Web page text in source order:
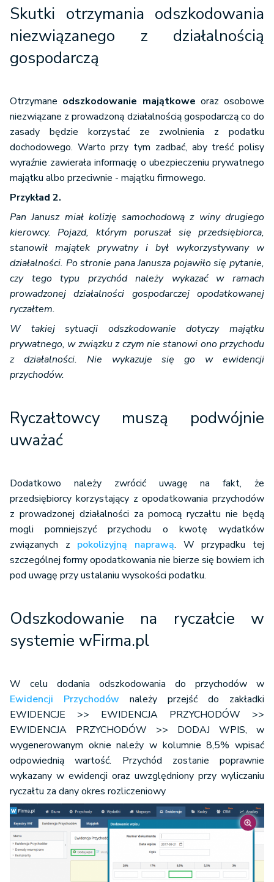
Skutki otrzymania odszkodowania
niezwiązanego z działalnością
gospodarczą
Otrzymane odszkodowanie majątkowe oraz osobowe
niezwiązane z prowadzoną działalnością gospodarczą co do
zasady będzie korzystać ze zwolnienia z podatku
dochodowego. Warto przy tym zadbać, aby treść polisy
wyraźnie zawierała informację o ubezpieczeniu prywatnego
majątku albo przeciwnie - majątku firmowego.
Przykład 2.
Pan Janusz miał kolizję samochodową z winy drugiego
kierowcy. Pojazd, którym poruszał się przedsiębiorca,
stanowił majątek prywatny i był wykorzystywany w
działalności. Po stronie pana Janusza pojawiło się pytanie,
czy tego typu przychód należy wykazać w ramach
prowadzonej działalności gospodarczej opodatkowanej
ryczałtem.
W takiej sytuacji odszkodowanie dotyczy majątku
prywatnego, w związku z czym nie stanowi ono przychodu
z działalności. Nie wykazuje się go w ewidencji
przychodów.
Ryczałtowcy muszą podwójnie
uważać
Dodatkowo należy zwrócić uwagę na fakt, że
przedsiębiorcy korzystający z opodatkowania przychodów
z prowadzonej działalności za pomocą ryczałtu nie będą
mogli pomniejszyć przychodu o kwotę wydatków
związanych z pokolizyjną naprawą. W przypadku tej
szczególnej formy opodatkowania nie bierze się bowiem ich
pod uwagę przy ustalaniu wysokości podatku.
Odszkodowanie na ryczałcie w
systemie wFirma.pl
W celu dodania odszkodowania do przychodów w
Ewidencji Przychodów należy przejść do zakładki
EWIDENCJE >> EWIDENCJA PRZYCHODÓW >>
EWIDENCJA PRZYCHODÓW >> DODAJ WPIS, w
wygenerowanym oknie należy w kolumnie 8,5% wpisać
odpowiednią wartość. Przychód zostanie poprawnie
wykazany w ewidencji oraz uwzględniony przy wyliczaniu
ryczałtu za dany okres rozliczeniowy